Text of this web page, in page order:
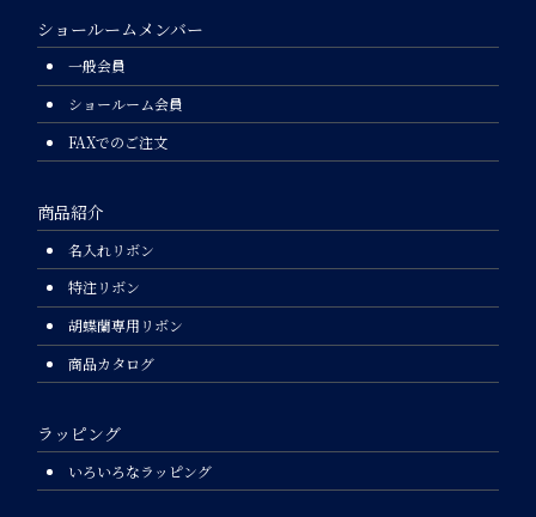
ショールームメンバー
一般会員
ショールーム会員
FAXでのご注文
商品紹介
名入れリボン
特注リボン
胡蝶蘭専用リボン
商品カタログ
ラッピング
いろいろなラッピング